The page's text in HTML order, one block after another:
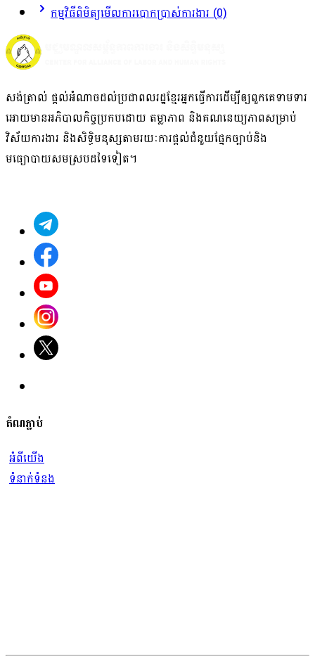
កម្មវិធីពិមិត្យមើលការបោកប្រាស់ការងារ (0)
សង់ត្រាល់ ផ្តល់អំណាច​ដល់​ប្រជាពលរដ្ឋខ្មែរអ្នក​ធ្វើការ​ដើម្បីឲ្យ​ពួក​គេ​ទាមទារ​
អោយមានអភិបាលកិច្ច​ប្រកបដោយ ​តម្លាភាព និង​គណនេយ្យភាពសម្រាប់
វិស័យ​ការងារ​ និង​សិទ្ធិមនុស្ស​តាមរយៈ​ការផ្តល់ជំនួយផ្នែកច្បាប់និង
មធ្យោបាយសមស្របដទៃ​ទៀត។
តំណភ្ជាប់
អំពីយើង
ទំនាក់ទំនង